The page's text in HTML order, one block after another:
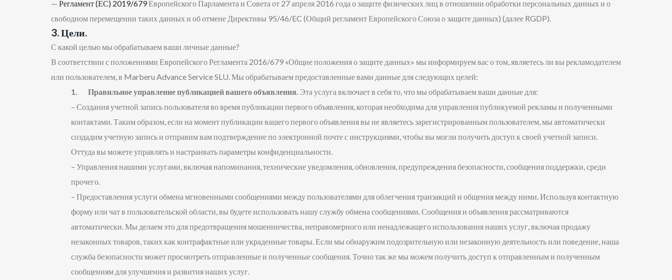
— Регламент (ЕС) 2019/679Европейского Парламента и Совета от 27 апреля 2016 года о защите физических лиц в отношении обработки персональных данных и о
свободном перемещении таких данных и об отмене Директивы 95/46/EC (Общий регламент Европейского Союза о защите данных) (далее RGDP).
3. Цели.
С какой целью мы обрабатываем ваши личные данные?
В соответствии с положениями Европейского Регламента 2016/679 «Общие положения о защите данных» мы информируем вас о том, являетесь ли вы рекламодателем
или пользователем, в Marberu Advance Service SLU. Мы обрабатываем предоставленные вами данные для следующих целей:
1. Правильное управление публикацией вашего объявления. Эта услуга включает в себя то, что мы обрабатываем ваши данные для:
– Создания учетной запись пользователя во время публикации первого объявления, которая необходима для управления публикуемой рекламы и полученными
контактами. Таким образом, если на момент публикации вашего первого объявления вы не являетесь зарегистрированным пользователем, мы автоматически
создадим учетную запись и отправим вам подтверждение по электронной почте с инструкциями, чтобы вы могли получить доступ к своей учетной записи.
Оттуда вы можете управлять и настраивать параметры конфиденциальности.
– Управления нашими услугами, включая напоминания, технические уведомления, обновления, предупреждения безопасности, сообщения поддержки, среди
прочего.
– Предоставления услуги обмена мгновенными сообщениями между пользователями для облегчения транзакций и общения между ними. Используя контактную
форму или чат в пользовательской области, вы будете использовать нашу службу обмена сообщениями. Сообщения и объявления рассматриваются
автоматически. Мы делаем это для предотвращения мошенничества, неправомерного или ненадлежащего использования наших услуг, включая продажу
незаконных товаров, таких как контрафактные или украденные товары. Если мы обнаружим подозрительную или незаконную деятельность или поведение, наша
служба безопасности может просмотреть отправленные и полученные сообщения. Точно так же мы можем получить доступ к отправленным и полученным
сообщениям для улучшения и развития наших услуг.